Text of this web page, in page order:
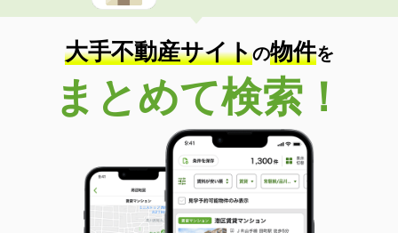
大手不動産サイトの物件を
まとめて検索！